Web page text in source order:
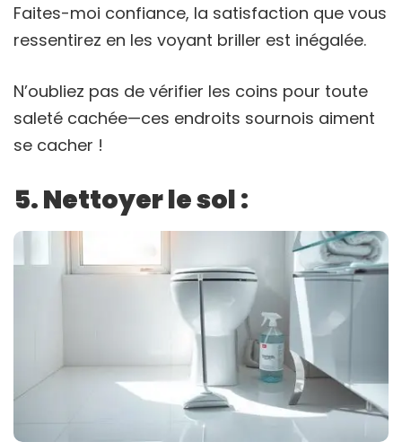
Faites-moi confiance, la satisfaction que vous
ressentirez en les voyant briller est inégalée.
N’oubliez pas de vérifier les coins pour toute
saleté cachée—ces endroits sournois aiment
se cacher !
5. Nettoyer le sol :